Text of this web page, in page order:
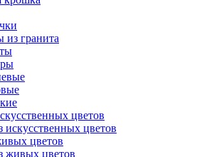
из гранита
цветов
искусственных цветов
цветов
живых цветов